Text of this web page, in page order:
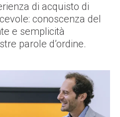
di acquisto di
conoscenza del
e semplicità
parole d’ordine.